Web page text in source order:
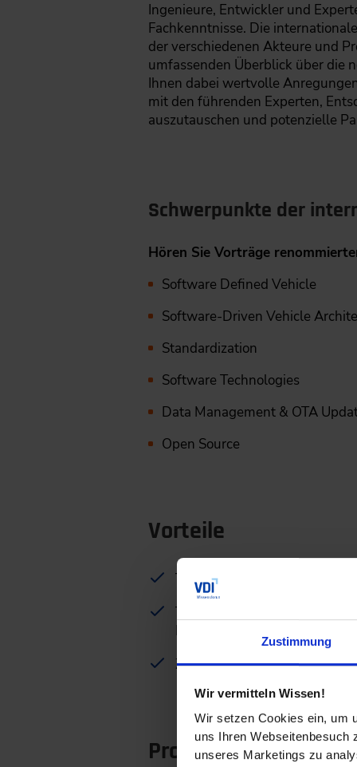
Zustimmung
Wir vermitteln Wissen!
Wir setzen Cookies ein, um
uns Ihren Webseitenbesuch
unseres Marketings zu
Ingenieure, Entwickler und
Fachkenntnisse. Die
der verschiedenen Akteure und
umfassenden Überblick über die
Ihnen dabei wertvolle
mit den führenden Experten,
auszutauschen und potenzielle
Schwerpunkte der
Hören Sie Vorträge
Software Defined Vehicle
Software-Driven Vehicle
Standardization
Software Technologies
Data Management & OTA
Open Source
Vorteile
Tiefes Verständnis für das
Top-aktueller Überblick zu
Fahrzeugsoftware
Zugang zur
Programm